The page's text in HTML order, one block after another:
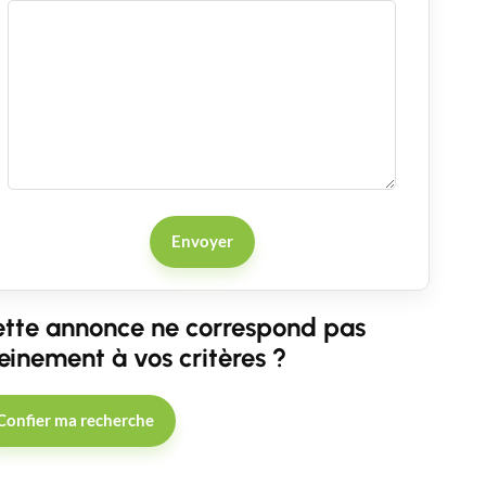
Envoyer
annonce ne correspond pas
à vos critères ?
ma recherche